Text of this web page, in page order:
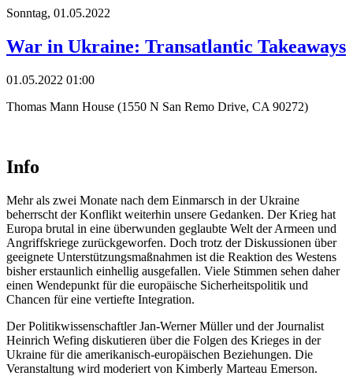
Sonntag, 01.05.2022
War in Ukraine: Transatlantic Takeaways
01.05.2022 01:00
Thomas Mann House (1550 N San Remo Drive, CA 90272)
Info
Mehr als zwei Monate nach dem Einmarsch in der Ukraine
beherrscht der Konflikt weiterhin unsere Gedanken. Der Krieg hat
Europa brutal in eine überwunden geglaubte Welt der Armeen und
Angriffskriege zurückgeworfen. Doch trotz der Diskussionen über
geeignete Unterstützungsmaßnahmen ist die Reaktion des Westens
bisher erstaunlich einhellig ausgefallen. Viele Stimmen sehen daher
einen Wendepunkt für die europäische Sicherheitspolitik und
Chancen für eine vertiefte Integration.
Der Politikwissenschaftler Jan-Werner Müller und der Journalist
Heinrich Wefing diskutieren über die Folgen des Krieges in der
Ukraine für die amerikanisch-europäischen Beziehungen. Die
Veranstaltung wird moderiert von Kimberly Marteau Emerson.